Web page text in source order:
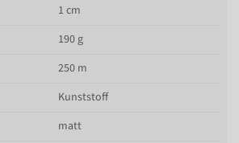
1 cm
190 g
250 m
Kunststoff
matt